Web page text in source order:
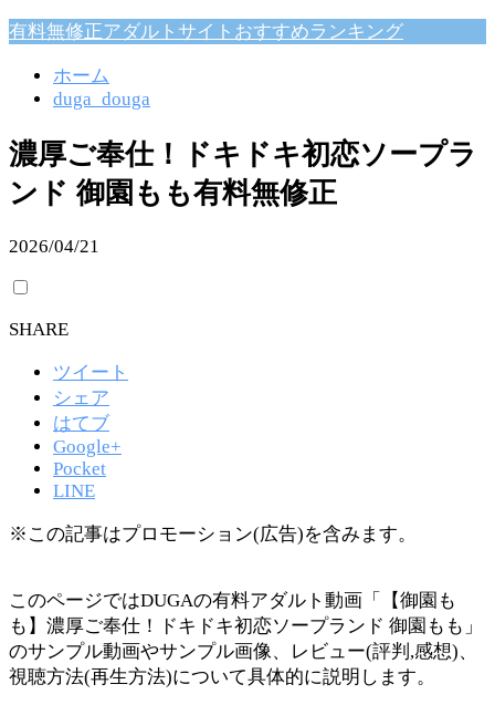
有料無修正アダルトサイトおすすめランキング
ホーム
duga_douga
濃厚ご奉仕！ドキドキ初恋ソープラ
ンド 御園もも有料無修正
2026/04/21
SHARE
ツイート
シェア
はてブ
Google+
Pocket
LINE
※この記事はプロモーション(広告)を含みます。
このページではDUGAの有料アダルト動画「【御園も
も】濃厚ご奉仕！ドキドキ初恋ソープランド 御園もも」
のサンプル動画やサンプル画像、レビュー(評判,感想)、
視聴方法(再生方法)について具体的に説明します。